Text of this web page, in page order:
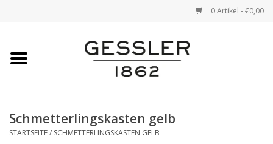
0 Artikel - €0,00
Startseite
Schmetterlingskasten gelb
STARTSEITE/ SCHMETTERLINGSKASTEN GELB